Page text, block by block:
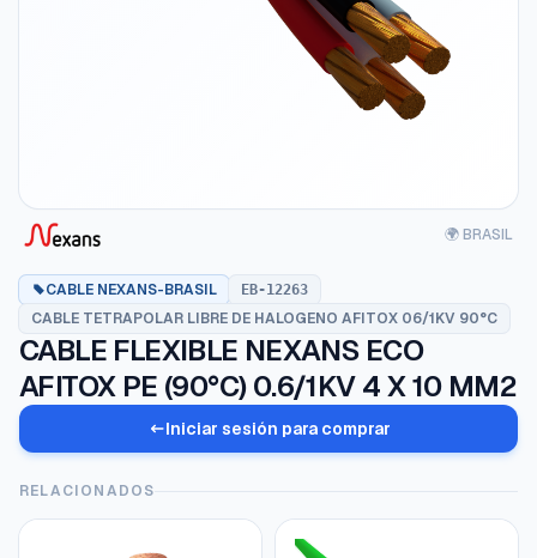
🌍 BRASIL
CABLE NEXANS-BRASIL EB-12263
CABLE TETRAPOLAR LIBRE DE HALOGENO AFITOX 06/1KV 90°C
CABLE FLEXIBLE NEXANS ECO
AFITOX PE (90°C) 0.6/1KV 4 X 10 MM2
Iniciar sesión para comprar
RELACIONADOS